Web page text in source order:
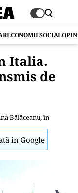
ECONOMIESOCIAL
Italia.
de
Bălăceanu, în
în Google